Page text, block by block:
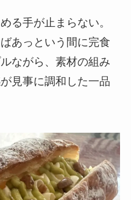
る手が止まらない。
あっという間に完食
ながら、素材の組み
見事に調和した一品